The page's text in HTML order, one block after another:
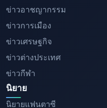
ข่าวอาชญากรรม
ข่าวการเมือง
ข่าวเศรษฐกิจ
ข่าวต่างประเทศ
ข่าวกีฬา
นิยาย
นิยายแฟนตาซี